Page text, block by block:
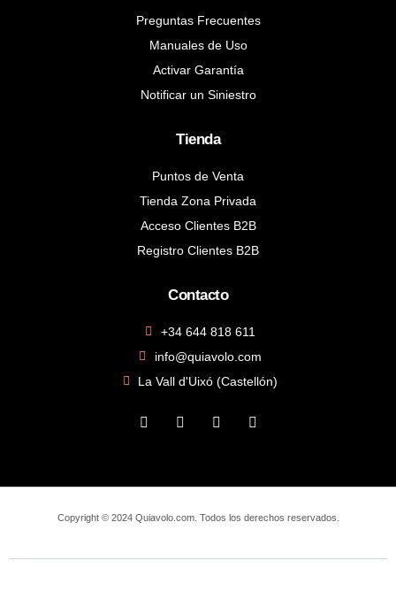
Preguntas Frecuentes
Manuales de Uso
Activar Garantía
Notificar un Siniestro
Tienda
Puntos de Venta
Tienda Zona Privada
Acceso Clientes B2B
Registro Clientes B2B
Contacto
+34 644 818 611
info@quiavolo.com
La Vall d'Uixó (Castellón)
Copyright © 2024 Quiavolo.com. Todos los derechos reservados.